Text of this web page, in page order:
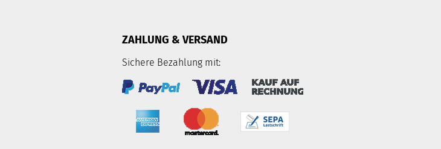
ZAHLUNG & VERSAND
Sichere Bezahlung mit: